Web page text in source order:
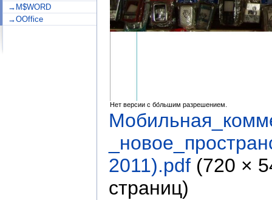
→M$WORD
→OOffice
Нет версии с бо́льшим разрешением.
2011).pdf (720 ×
страниц)